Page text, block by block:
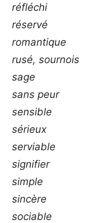
réfléchi
réservé
romantique
rusé, sournois
sage
sans peur
sensible
sérieux
serviable
signifier
simple
sincère
sociable